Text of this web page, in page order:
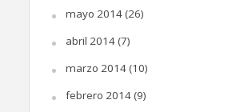
mayo 2014(26)
abril 2014(7)
marzo 2014(10)
febrero 2014(9)